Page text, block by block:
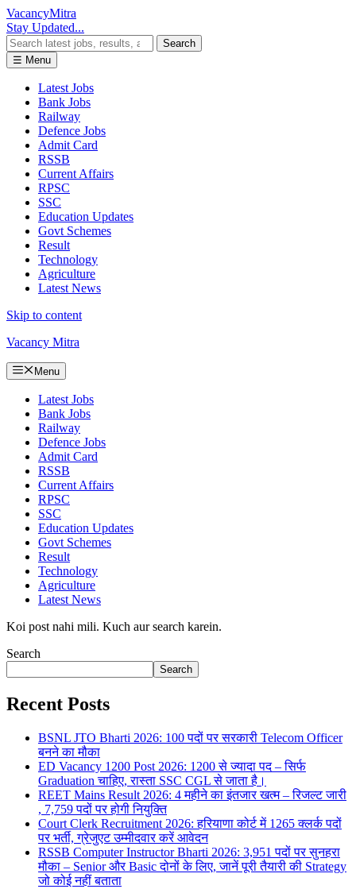
VacancyMitra
Stay Updated...
Search
☰ Menu
Latest Jobs
Bank Jobs
Railway
Defence Jobs
Admit Card
RSSB
Current Affairs
RPSC
SSC
Education Updates
Govt Schemes
Result
Technology
Agriculture
Latest News
Skip to content
Vacancy Mitra
Menu
Latest Jobs
Bank Jobs
Railway
Defence Jobs
Admit Card
RSSB
Current Affairs
RPSC
SSC
Education Updates
Govt Schemes
Result
Technology
Agriculture
Latest News
Koi post nahi mili. Kuch aur search karein.
Search
Search
Recent Posts
BSNL JTO Bharti 2026: 100 पदों पर सरकारी Telecom Officer
बनने का मौका
ED Vacancy 1200 Post 2026: 1200 से ज्यादा पद – सिर्फ
Graduation चाहिए, रास्ता SSC CGL से जाता है।
REET Mains Result 2026: 4 महीने का इंतजार खत्म – रिजल्ट जारी
, 7,759 पदों पर होगी नियुक्ति
Court Clerk Recruitment 2026: हरियाणा कोर्ट में 1265 क्लर्क पदों
पर भर्ती, ग्रेजुएट उम्मीदवार करें आवेदन
RSSB Computer Instructor Bharti 2026: 3,951 पदों पर सुनहरा
मौका – Senior और Basic दोनों के लिए, जानें पूरी तैयारी की Strategy
जो कोई नहीं बताता